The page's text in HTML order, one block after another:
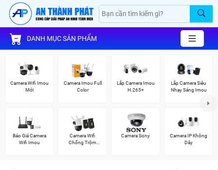
DANH MỤC SẢN PHẨM
Camera Wifi Imou
Mới
Camera Imou Full
Color
Lắp Camera Imou
H.265+
Lắp Camera Siêu
Nhạy Sáng Imou
Báo Giá Camera
Wifi Imou
Camera Wifi
Chống Trộm
Camera Sony
Camera IP Không
Dây